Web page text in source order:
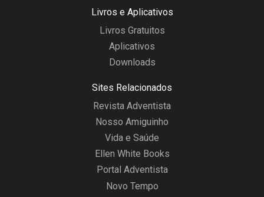
Livros e Aplicativos
Livros Gratuitos
Aplicativos
Downloads
Sites Relacionados
Revista Adventista
Nosso Amiguinho
Vida e Saúde
Ellen White Books
Portal Adventista
Novo Tempo